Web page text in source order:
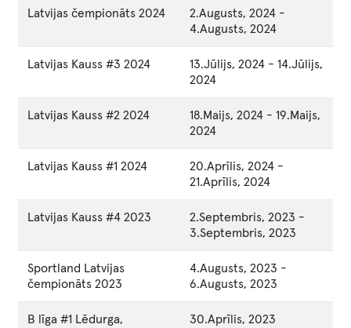
Latvijas čempionāts 2024 2.Augusts, 2024 -
4.Augusts, 2024
Latvijas Kauss #3 2024 13.Jūlijs, 2024 - 14.Jūlijs,
2024
Latvijas Kauss #2 2024 18.Maijs, 2024 - 19.Maijs,
2024
Latvijas Kauss #1 2024 20.Aprīlis, 2024 -
21.Aprīlis, 2024
Latvijas Kauss #4 2023 2.Septembris, 2023 -
3.Septembris, 2023
Sportland Latvijas
čempionāts 2023
4.Augusts, 2023 -
6.Augusts, 2023
B līga #1 Lēdurga,
30.Aprīlis, 2023